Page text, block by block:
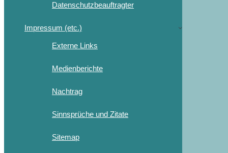
Datenschutzbeauftragter
Impressum (etc.)
Externe Links
Medienberichte
Nachtrag
Sinnsprüche und Zitate
Sitemap